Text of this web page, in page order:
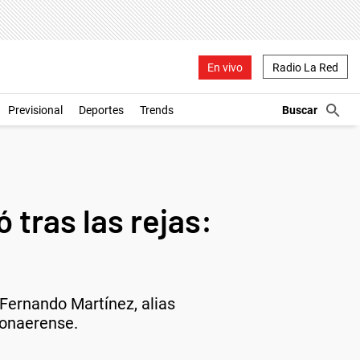
En vivo Radio La Red
Previsional Deportes Trends
tras las rejas:
Martínez, alias